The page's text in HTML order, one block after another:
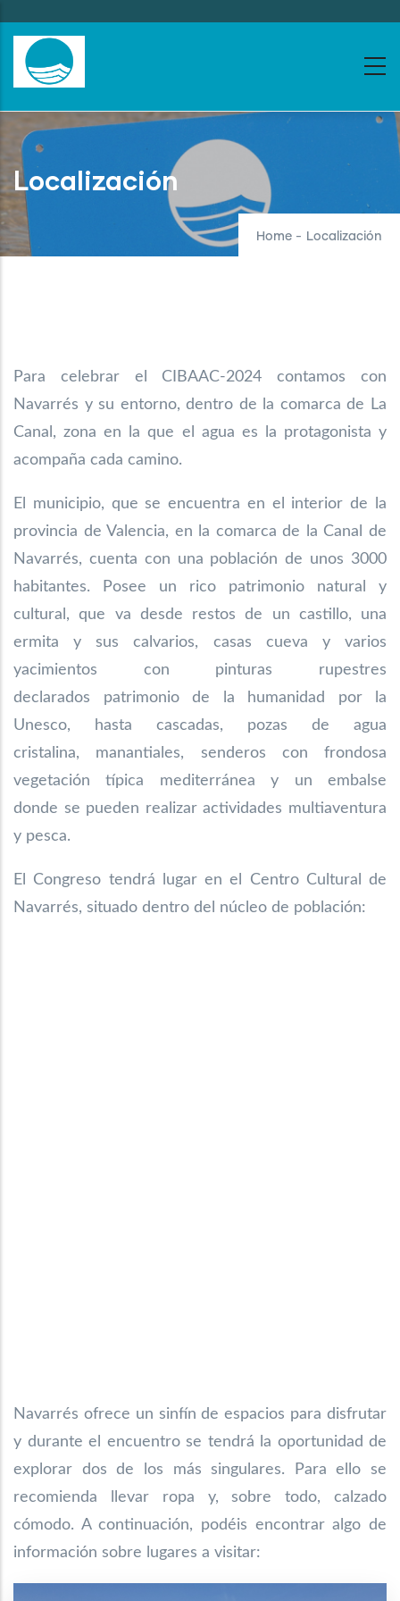
to
main
content
Localización
Home - Localización
Para celebrar el CIBAAC-2024 contamos con
Navarrés y su entorno, dentro de la comarca de La
Canal, zona en la que el agua es la protagonista y
acompaña cada camino.
El municipio, que se encuentra en el interior de la
provincia de Valencia, en la comarcade la Canal de
Navarrés, cuenta con una población de unos 3000
habitantes. Posee un rico patrimonio natural y
cultural, que va desde restos de un castillo, una
ermita y suscalvarios, casas cueva y varios
yacimientos con pinturas rupestres
declarados patrimonio de la humanidad por la
Unesco, hasta cascadas, pozas de agua
cristalina, manantiales, senderos con frondosa
vegetación típica mediterránea y un embalse
donde se pueden realizar actividades multiaventura
y pesca.
El Congreso tendrá lugar en el Centro Cultural de
Navarrés, situado dentro del núcleo de población:
Navarrés ofrece un sinfín de espacios para disfrutar
y durante el encuentro se tendrá la oportunidad de
explorar dos de los más singulares. Para ello se
recomienda llevar ropa y, sobre todo, calzado
cómodo. A continuación, podéis encontrar algo de
información sobre lugares a visitar: